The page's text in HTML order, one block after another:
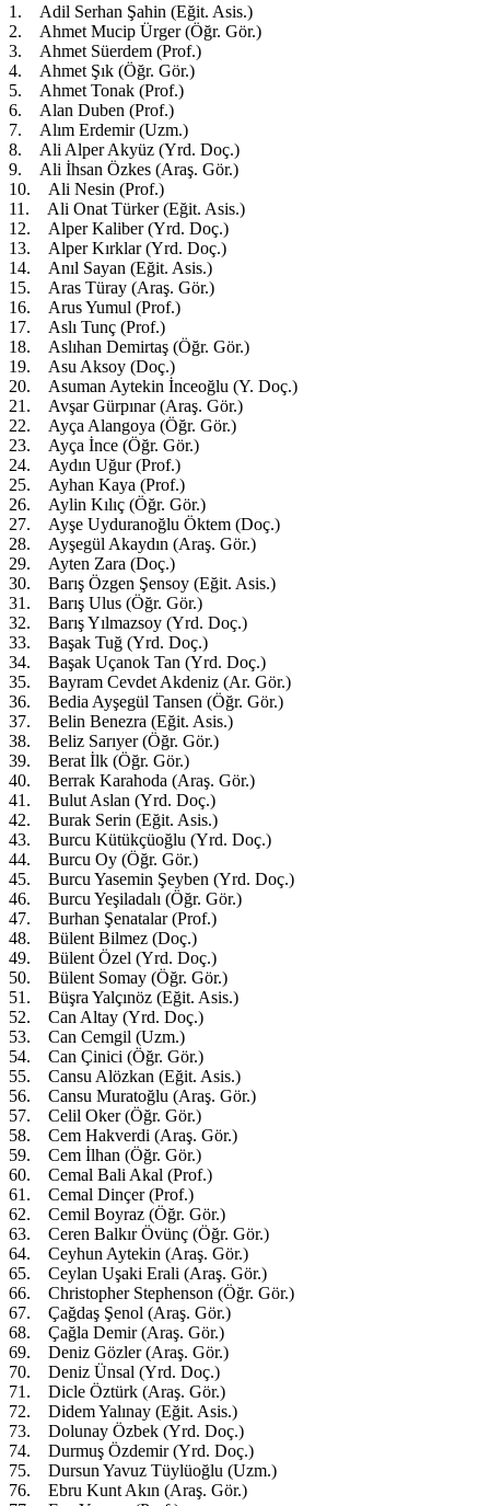
1. Adil Serhan Şahin (Eğit. Asis.)
2. Ahmet Mucip Ürger (Öğr. Gör.)
3. Ahmet Süerdem (Prof.)
4. Ahmet Şık (Öğr. Gör.)
5. Ahmet Tonak (Prof.)
6. Alan Duben (Prof.)
7. Alım Erdemir (Uzm.)
8. Ali Alper Akyüz (Yrd. Doç.)
9. Ali İhsan Özkes (Araş. Gör.)
10. Ali Nesin (Prof.)
11. Ali Onat Türker (Eğit. Asis.)
12. Alper Kaliber (Yrd. Doç.)
13. Alper Kırklar (Yrd. Doç.)
14. Anıl Sayan (Eğit. Asis.)
15. Aras Türay (Araş. Gör.)
16. Arus Yumul (Prof.)
17. Aslı Tunç (Prof.)
18. Aslıhan Demirtaş (Öğr. Gör.)
19. Asu Aksoy (Doç.)
20. Asuman Aytekin İnceoğlu (Y. Doç.)
21. Avşar Gürpınar (Araş. Gör.)
22. Ayça Alangoya (Öğr. Gör.)
23. Ayça İnce (Öğr. Gör.)
24. Aydın Uğur (Prof.)
25. Ayhan Kaya (Prof.)
26. Aylin Kılıç (Öğr. Gör.)
27. Ayşe Uyduranoğlu Öktem (Doç.)
28. Ayşegül Akaydın (Araş. Gör.)
29. Ayten Zara (Doç.)
30. Barış Özgen Şensoy (Eğit. Asis.)
31. Barış Ulus (Öğr. Gör.)
32. Barış Yılmazsoy (Yrd. Doç.)
33. Başak Tuğ (Yrd. Doç.)
34. Başak Uçanok Tan (Yrd. Doç.)
35. Bayram Cevdet Akdeniz (Ar. Gör.)
36. Bedia Ayşegül Tansen (Öğr. Gör.)
37. Belin Benezra (Eğit. Asis.)
38. Beliz Sarıyer (Öğr. Gör.)
39. Berat İlk (Öğr. Gör.)
40. Berrak Karahoda (Araş. Gör.)
41. Bulut Aslan (Yrd. Doç.)
42. Burak Serin (Eğit. Asis.)
43. Burcu Kütükçüoğlu (Yrd. Doç.)
44. Burcu Oy (Öğr. Gör.)
45. Burcu Yasemin Şeyben (Yrd. Doç.)
46. Burcu Yeşiladalı (Öğr. Gör.)
47. Burhan Şenatalar (Prof.)
48. Bülent Bilmez (Doç.)
49. Bülent Özel (Yrd. Doç.)
50. Bülent Somay (Öğr. Gör.)
51. Büşra Yalçınöz (Eğit. Asis.)
52. Can Altay (Yrd. Doç.)
53. Can Cemgil (Uzm.)
54. Can Çinici (Öğr. Gör.)
55. Cansu Alözkan (Eğit. Asis.)
56. Cansu Muratoğlu (Araş. Gör.)
57. Celil Oker (Öğr. Gör.)
58. Cem Hakverdi (Araş. Gör.)
59. Cem İlhan (Öğr. Gör.)
60. Cemal Bali Akal (Prof.)
61. Cemal Dinçer (Prof.)
62. Cemil Boyraz (Öğr. Gör.)
63. Ceren Balkır Övünç (Öğr. Gör.)
64. Ceyhun Aytekin (Araş. Gör.)
65. Ceylan Uşaki Erali (Araş. Gör.)
66. Christopher Stephenson (Öğr. Gör.)
67. Çağdaş Şenol (Araş. Gör.)
68. Çağla Demir (Araş. Gör.)
69. Deniz Gözler (Araş. Gör.)
70. Deniz Ünsal (Yrd. Doç.)
71. Dicle Öztürk (Araş. Gör.)
72. Didem Yalınay (Eğit. Asis.)
73. Dolunay Özbek (Yrd. Doç.)
74. Durmuş Özdemir (Yrd. Doç.)
75. Dursun Yavuz Tüylüoğlu (Uzm.)
76. Ebru Kunt Akın (Araş. Gör.)